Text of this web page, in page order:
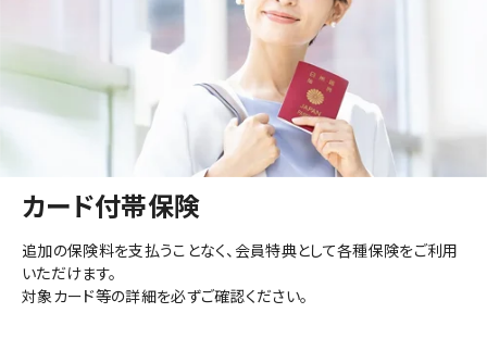
カード付帯保険
追加の保険料を支払うことなく、会員特典として各種保険をご利用
いただけます。
対象カード等の詳細を必ずご確認ください。